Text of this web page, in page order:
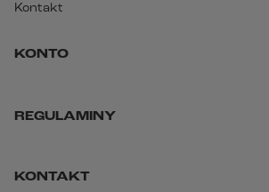
Kontakt
KONTO
REGULAMINY
KONTAKT